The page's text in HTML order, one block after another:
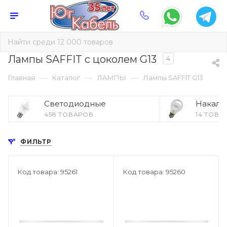
Лампы SAFFIT с цоколем G13 4
Главная — Каталог — ЛАМПЫ — Лампы SAFFIT G13
Светодиодные
458 ТОВАРОВ 14
ФИЛЬТР
Код товара: 95261 Код товара: 95260